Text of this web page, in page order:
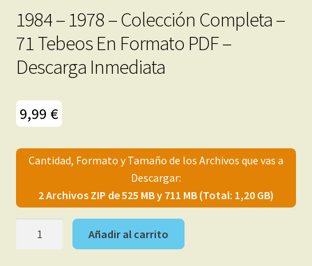
Inéditas
Demos
Mi cuenta
1984 – 1978 – Colección Completa –
71 Tebeos En Formato PDF –
Descarga Inmediata
9,99 €
Cantidad, Formato y Tamaño de los Archivos que vas a
Descargar:
2 Archivos ZIP de 525 MB y 711 MB (Total: 1,20 GB)
Añadir al carrito